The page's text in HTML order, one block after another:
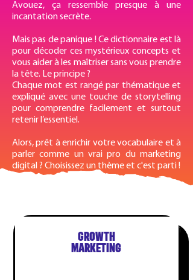
Avouez, ça ressemble presque à une
incantation secrète.
Mais pas de panique ! Ce dictionnaire est là
pour décoder ces mystérieux concepts et
vous aider à les maîtriser sans vous prendre
la tête. Le principe ?
Chaque mot est rangé par thématique et
expliqué avec une touche de storytelling
pour comprendre facilement et surtout
retenir l’essentiel.
Alors, prêt à enrichir votre vocabulaire et à
parler comme un vrai pro du marketing
digital ? Choisissez un thème et c'est parti !
GROWTH
MARKETING